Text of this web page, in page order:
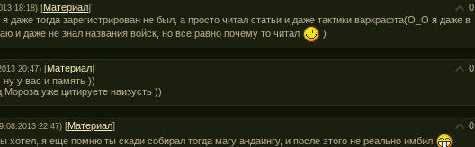
0
18:18) [Материал]
даже тогда зарегистрирован не был, а просто читал статьи и даже тактики варкрафта(О_О я даже в
и даже не знал названия войск, но все равно почему то читал
)
0
20:47) [Материал]
ну у вас и память ))
уже цитируете наизусть ))
0
22:47) [Материал]
хотел, я еще помню ты скади собирал тогда магу андаингу, и после этого не реально имбил